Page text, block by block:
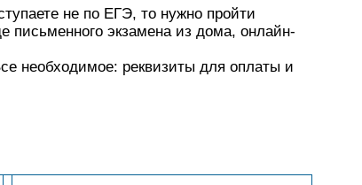
не по ЕГЭ, то нужно пройти
письменного экзамена из дома, онлайн-
необходимое: реквизиты для оплаты и